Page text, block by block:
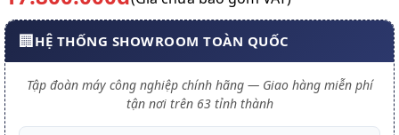
🏢HỆ THỐNG SHOWROOM TOÀN QUỐC
Tập đoàn máy công nghiệp chính hãng — Giao hàng miễn phí
tận nơi trên 63 tỉnh thành